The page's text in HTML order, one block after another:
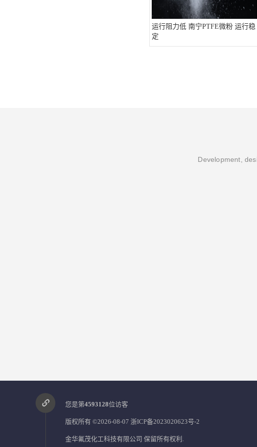
运行阻力低 南宁PTFE微粉 运行稳
定
Development,
您是第4593128位访客
版权所有 ©2026-08-07 浙ICP备2023020623号-2
金华氟茂化工科技有限公司 保留所有权利.